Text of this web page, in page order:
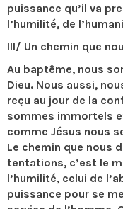
puissance qu’il va
l’humilité, de
III/ Un chemin que
Au baptême, nous
Dieu. Nous aussi,
reçu au jour de la
sommes immortels
comme Jésus nous
Le chemin que nous
tentations, c’est le
l’humilité, celui de
puissance pour se